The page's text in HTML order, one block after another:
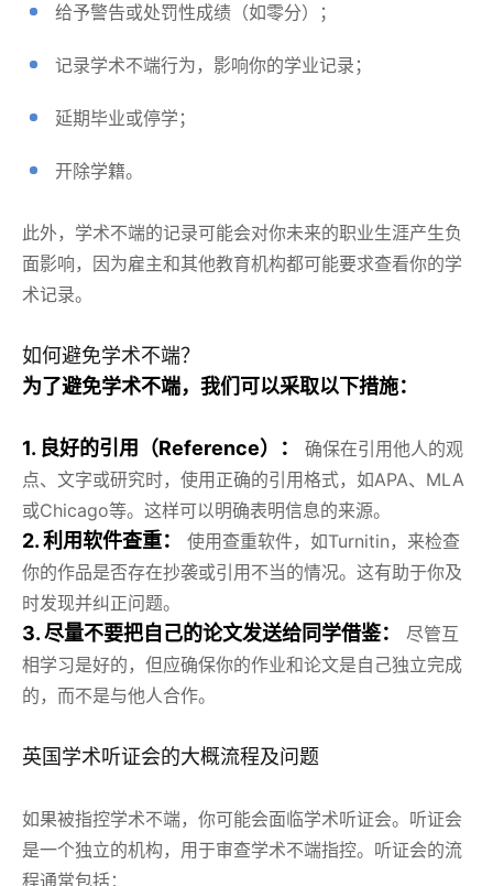
给予警告或处罚性成绩（如零分）；
记录学术不端行为，影响你的学业记录；
延期毕业或停学；
开除学籍。
此外，学术不端的记录可能会对你未来的职业生涯产生负
面影响，因为雇主和其他教育机构都可能要求查看你的学
术记录。
如何避免学术不端？
为了避免学术不端，我们可以采取以下措施：
1. 良好的引用（Reference）：
确保在引用他人的观
点、文字或研究时，使用正确的引用格式，如APA、MLA
或Chicago等。这样可以明确表明信息的来源。
2. 利用软件查重：
使用查重软件，如Turnitin，来检查
你的作品是否存在抄袭或引用不当的情况。这有助于你及
时发现并纠正问题。
3. 尽量不要把自己的论文发送给同学借鉴：
尽管互
相学习是好的，但应确保你的作业和论文是自己独立完成
的，而不是与他人合作。
英国学术听证会的大概流程及问题
如果被指控学术不端，你可能会面临学术听证会。听证会
是一个独立的机构，用于审查学术不端指控。听证会的流
程通常包括：